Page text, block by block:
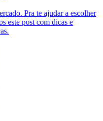
Pra te ajudar a escolher
este post com dicas e